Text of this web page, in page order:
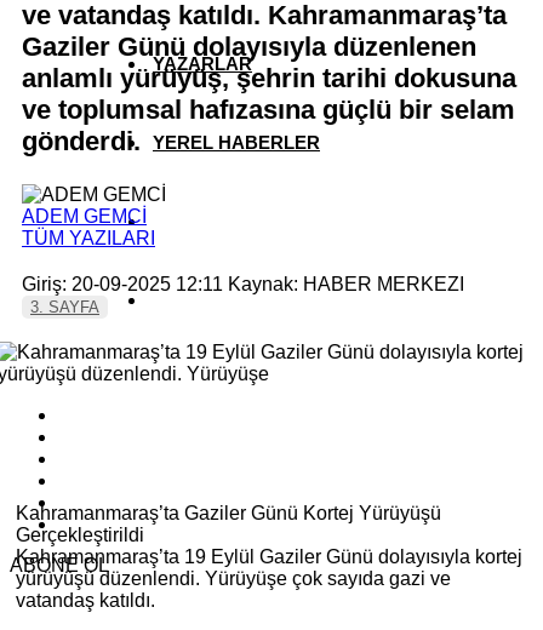
YAZARLAR
YEREL HABERLER
ve vatandaş katıldı. Kahramanmaraş’ta
Gaziler Günü dolayısıyla düzenlenen
anlamlı yürüyüş, şehrin tarihi dokusuna
ve toplumsal hafızasına güçlü bir selam
gönderdi.
ADEM GEMCİ
TÜM YAZILARI
Giriş: 20-09-2025 12:11 Kaynak: HABER MERKEZI
3. SAYFA
ABONE OL
Kahramanmaraş’ta Gaziler Günü Kortej Yürüyüşü
Gerçekleştirildi
Kahramanmaraş’ta 19 Eylül Gaziler Günü dolayısıyla kortej
yürüyüşü düzenlendi. Yürüyüşe çok sayıda gazi ve
vatandaş katıldı.